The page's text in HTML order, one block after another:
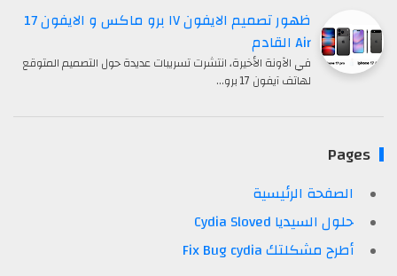
ظهور تصميم الايفون ١٧ برو ماكس و الايفون 17
Air القادم
في الآونة الأخيرة، انتشرت تسريبات عديدة حول التصميم المتوقع
لهاتف آيفون 17 برو…
Pages
الصفحة الرئيسية
حلول السيديا Cydia Sloved
أطرح مشكلتك Fix Bug cydia